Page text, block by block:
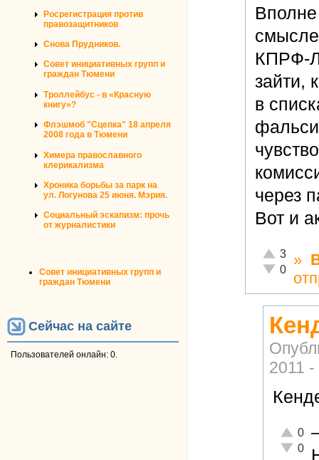
Росрегистрация против
правозащитников
Снова Прудников.
Совет инициативных групп и
граждан Тюмени
Троллейбус - в «Красную
книгу»?
Флэшмоб "Сцепка" 18 апреля
2008 года в Тюмени
Химера православного
клерикализма
Хроника борьбы за парк на
ул. Логунова 25 июня. Мэрия.
Социальный эскапизм: прочь
от журналистики
Совет инициативных групп и
граждан Тюмени
Сейчас на сайте
Пользователей онлайн: 0.
Вполне
КПРФ-
зайти,
в
через
Вот и
Отлично!
3
0
»
2011
0
0